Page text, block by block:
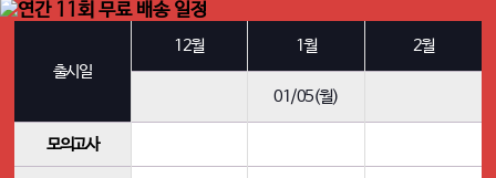
출시일
12월 1월 2월
01/05(월)
모의고사